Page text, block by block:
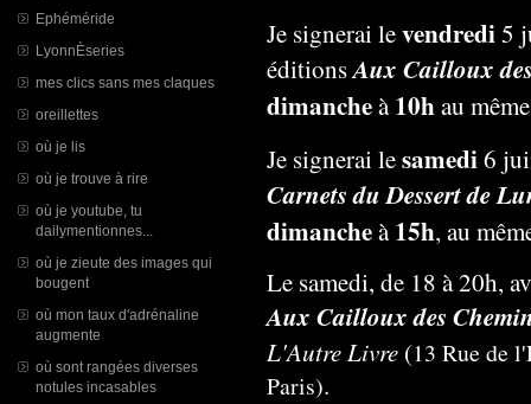
Ephéméride
LyonnÈseries
mes clics sans mes claques
oreillettes
où je lis
où je trouve à rire
où je youtube, tu
dailymentionnes...
où je zieute des images qui
bougent
où mon taux d'adrénaline
augmente
où sont rangées diverses
notules incasables
Je signerai levendredi5
éditionsAux Cailloux
dimancheà10hau
Je signerai lesamedi6
Carnets du Dessert de
dimancheà15h, au
Le samedi, de 18 à 20h,
Aux Cailloux des
L'Autre Livre (13 Rue de
Paris).